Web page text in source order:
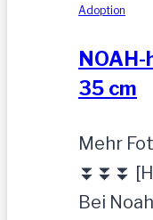
Adoption
NOAH-
35 cm
Mehr
⏬⏬⏬
Bei